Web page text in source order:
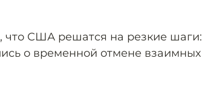
, что США решатся на резкие шаги:
о временной отмене взаимных